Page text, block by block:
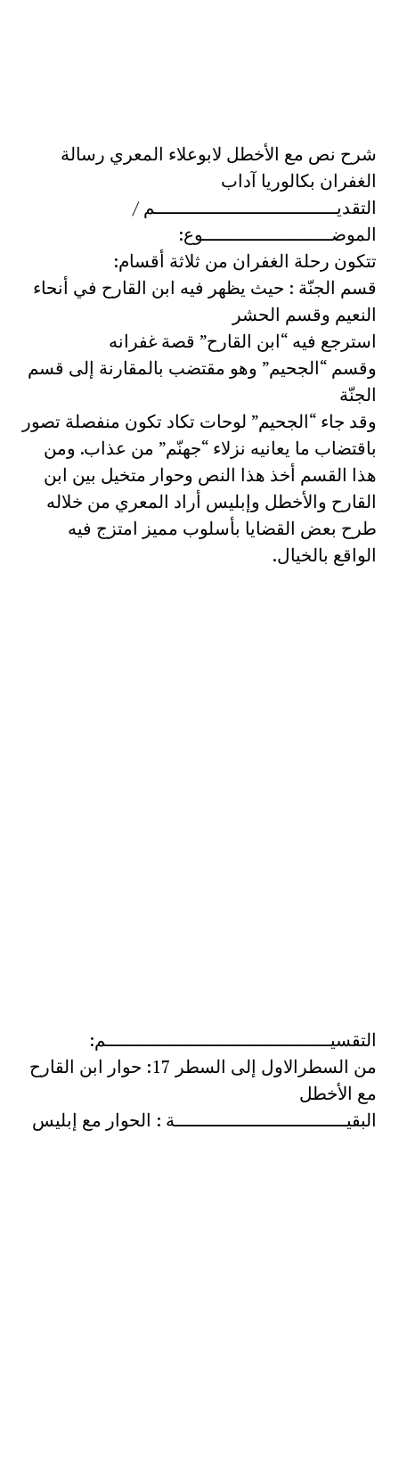
شرح نص مع الأخطل لابوعلاء المعري رسالة
الغفران بكالوريا آداب
التقديــــــــــــــــــــــــــــــــــم /
الموضــــــــــــــــــــــــوع:
تتكون رحلة الغفران من ثلاثة أقسام:
قسم الجنّة : حيث يظهر فيه ابن القارح في أنحاء
النعيم وقسم الحشر
استرجع فيه “ابن القارح” قصة غفرانه
وقسم “الجحيم” وهو مقتضب بالمقارنة إلى قسم
الجنّة
وقد جاء “الجحيم” لوحات تكاد تكون منفصلة تصور
باقتضاب ما يعانيه نزلاء “جهنّم” من عذاب. ومن
هذا القسم أخذ هذا النص وحوار متخيل بين ابن
القارح والأخطل وإبليس أراد المعري من خلاله
طرح بعض القضايا بأسلوب مميز امتزج فيه
الواقع بالخيال.
التقسيــــــــــــــــــــــــــــــــــــــــــم:
من السطرالاول إلى السطر 17: حوار ابن القارح
مع الأخطل
البقيــــــــــــــــــــــــــــــــة : الحوار مع إبليس